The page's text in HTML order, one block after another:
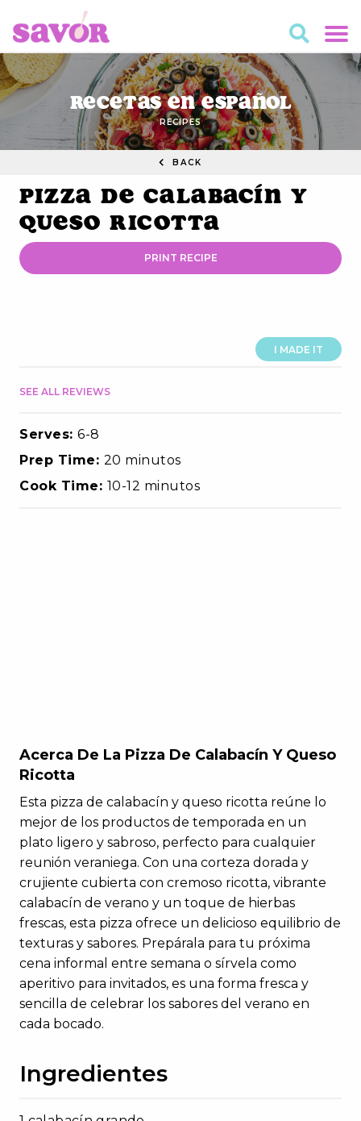
Recetas en Español
RECIPES
BACK
Pizza de Calabacín y
Queso Ricotta
PRINT RECIPE
I MADE IT
SEE ALL REVIEWS
Serves: 6-8
Prep Time: 20 minutos
Cook Time: 10-12 minutos
Acerca De La Pizza De Calabacín Y Queso
Ricotta
Esta pizza de calabacín y queso ricotta reúne lo
mejor de los productos de temporada en un
plato ligero y sabroso, perfecto para cualquier
reunión veraniega. Con una corteza dorada y
crujiente cubierta con cremoso ricotta, vibrante
calabacín de verano y un toque de hierbas
frescas, esta pizza ofrece un delicioso equilibrio de
texturas y sabores. Prepárala para tu próxima
cena informal entre semana o sírvela como
aperitivo para invitados, es una forma fresca y
sencilla de celebrar los sabores del verano en
cada bocado.
Ingredientes